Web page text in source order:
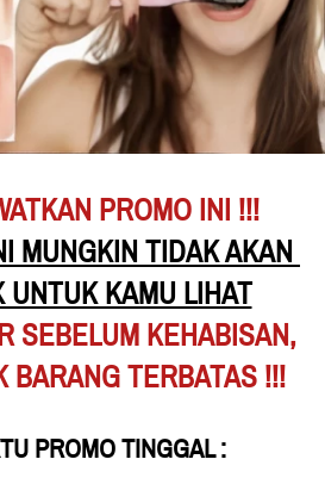
PROMO INI !!!
MUNGKIN TIDAK AKAN
UNTUK KAMU LIHAT
SEBELUM KEHABISAN,
BARANG TERBATAS !!!
PROMO TINGGAL :